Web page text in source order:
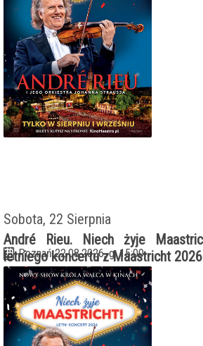
Sobota, 22 Sierpnia
André Rieu. Niech żyje
letniego koncertu z Maastricht 2026
Poznań 22.08.2026, g. 15:00